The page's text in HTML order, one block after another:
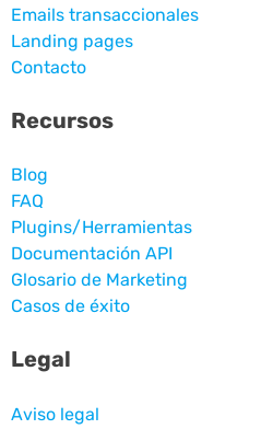
Emails transaccionales
Landing pages
Contacto
Recursos
Blog
FAQ
Plugins/Herramientas
Documentación API
Glosario de Marketing
Casos de éxito
Legal
Aviso legal